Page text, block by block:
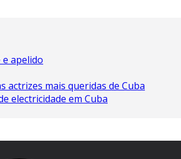
apelido
actrizes mais queridas de Cuba
electricidade em Cuba